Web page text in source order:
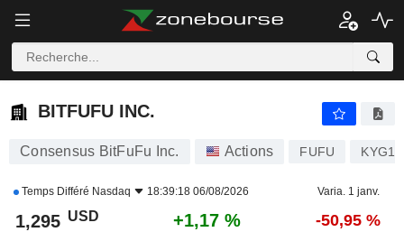
BITFUFU INC.
BITFUFU INC.
Consensus BitFuFu Inc. Actions FUFU
Temps Différé Nasdaq 18:39:18 06/08/2026 Varia. 1 janv.
1,295 USD +1,17 % -50,95 %